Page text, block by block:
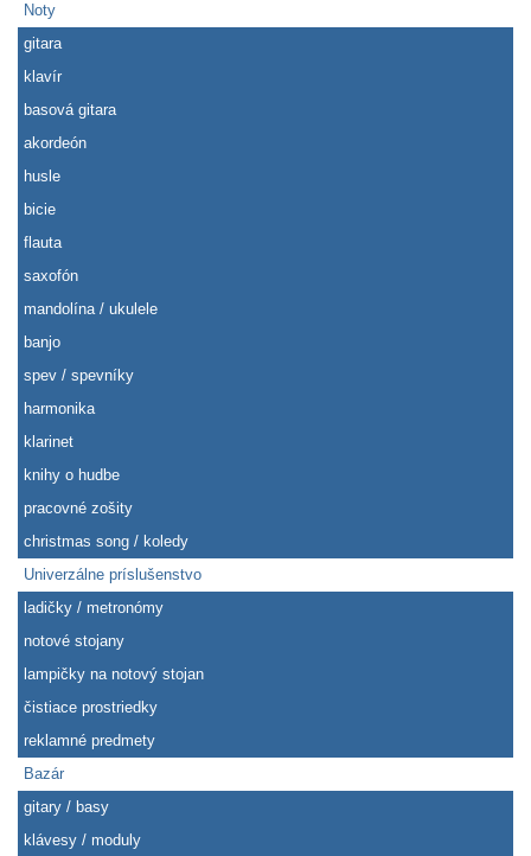
Noty
gitara
klavír
basová gitara
akordeón
husle
bicie
flauta
saxofón
mandolína / ukulele
banjo
spev / spevníky
harmonika
klarinet
knihy o hudbe
pracovné zošity
christmas song / koledy
Univerzálne príslušenstvo
ladičky / metronómy
notové stojany
lampičky na notový stojan
čistiace prostriedky
reklamné predmety
Bazár
gitary / basy
klávesy / moduly